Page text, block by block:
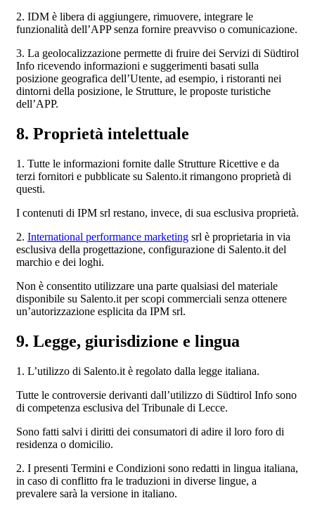
2. IDM è libera di aggiungere, rimuovere, integrare le
funzionalità dell’APP senza fornire preavviso o comunicazione.
3. La geolocalizzazione permette di fruire dei Servizi di Südtirol
Info ricevendo informazioni e suggerimenti basati sulla
posizione geografica dell’Utente, ad esempio, i ristoranti nei
dintorni della posizione, le Strutture, le proposte turistiche
dell’APP.
8. Proprietà intelettuale
1. Tutte le informazioni fornite dalle Strutture Ricettive e da
terzi fornitori e pubblicate su Salento.it rimangono proprietà di
questi.
I contenuti di IPM srl restano, invece, di sua esclusiva proprietà.
2. International performance marketing srl è proprietaria in via
esclusiva della progettazione, configurazione di Salento.it del
marchio e dei loghi.
Non è consentito utilizzare una parte qualsiasi del materiale
disponibile su Salento.it per scopi commerciali senza ottenere
un’autorizzazione esplicita da IPM srl.
9. Legge, giurisdizione e lingua
1. L’utilizzo di Salento.it è regolato dalla legge italiana.
Tutte le controversie derivanti dall’utilizzo di Südtirol Info sono
di competenza esclusiva del Tribunale di Lecce.
Sono fatti salvi i diritti dei consumatori di adire il loro foro di
residenza o domicilio.
2. I presenti Termini e Condizioni sono redatti in lingua italiana,
in caso di conflitto fra le traduzioni in diverse lingue, a
prevalere sarà la versione in italiano.